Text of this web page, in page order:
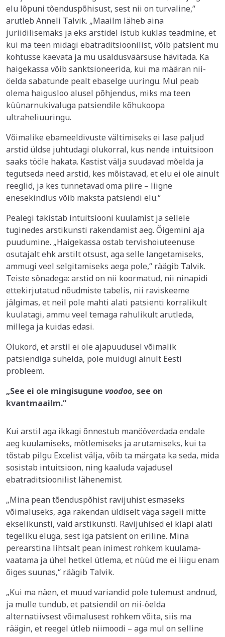
elu lõpuni tõenduspõhisust, sest nii on turvaline,“
arutleb Anneli Talvik. „Maailm läheb aina
juriidilisemaks ja eks arstidel istub kuklas teadmine, et
kui ma teen midagi ebatraditsioonilist, võib patsient mu
kohtusse kaevata ja mu usaldusväärsuse hävitada. Ka
haigekassa võib sanktsioneerida, kui ma määran nii-
öelda sabatunde pealt ebaselge uuringu. Mul peab
olema haigusloo alusel põhjendus, miks ma teen
küünarnukivaluga patsiendile kõhukoopa
ultraheliuuringu.
Võimalike ebameeldivuste vältimiseks ei lase paljud
arstid üldse juhtudagi olukorral, kus nende intuitsioon
saaks tööle hakata. Kastist välja suudavad mõelda ja
tegutseda need arstid, kes mõistavad, et elu ei ole ainult
reeglid, ja kes tunnetavad oma piire – liigne
enesekindlus võib maksta patsiendi elu.“
Pealegi takistab intuitsiooni kuulamist ja sellele
tuginedes arstikunsti rakendamist aeg. Õigemini aja
puudumine. „Haigekassa ostab tervishoiuteenuse
osutajalt ehk arstilt otsust, aga selle langetamiseks,
ammugi veel selgitamiseks aega pole,“ räägib Talvik.
Teiste sõnadega: arstid on nii koormatud, nii ninapidi
ettekirjutatud nõudmiste tabelis, nii raviskeeme
jälgimas, et neil pole mahti alati patsienti korralikult
kuulatagi, ammu veel temaga rahulikult arutleda,
millega ja kuidas edasi.
Olukord, et arstil ei ole ajapuudusel võimalik
patsiendiga suhelda, pole muidugi ainult Eesti
probleem.
„See ei ole mingisugune voodoo, see on
kvantmaailm.“
Kui arstil aga ikkagi õnnestub manööverdada endale
aeg kuulamiseks, mõtlemiseks ja arutamiseks, kui ta
tõstab pilgu Excelist välja, võib ta märgata ka seda, mida
sosistab intuitsioon, ning kaaluda vajadusel
ebatraditsioonilist lähenemist.
„Mina pean tõenduspõhist ravijuhist esmaseks
võimaluseks, aga rakendan üldiselt väga sageli mitte
ekselikunsti, vaid arstikunsti. Ravijuhised ei klapi alati
tegeliku eluga, sest iga patsient on eriline. Mina
perearstina lihtsalt pean inimest rohkem kuulama-
vaatama ja ühel hetkel ütlema, et nüüd me ei liigu enam
õiges suunas,“ räägib Talvik.
„Kui ma näen, et muud variandid pole tulemust andnud,
ja mulle tundub, et patsiendil on nii-öelda
alternatiivsest võimalusest rohkem võita, siis ma
räägin, et reegel ütleb niimoodi – aga mul on selline